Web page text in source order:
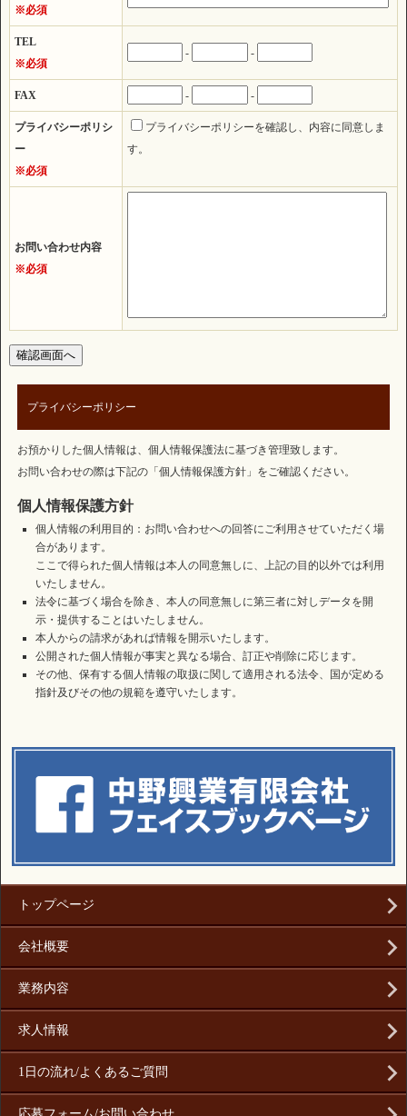
※必須
TEL
※必須
- -
FAX - -
プライバシーポリシ
ー
※必須
プライバシーポリシーを確認し、内容に同意しま
す。
お問い合わせ内容
※必須
プライバシーポリシー
お預かりした個人情報は、個人情報保護法に基づき管理致します。
お問い合わせの際は下記の「個人情報保護方針」をご確認ください。
個人情報保護方針
個人情報の利用目的：お問い合わせへの回答にご利用させていただく場
合があります。
ここで得られた個人情報は本人の同意無しに、上記の目的以外では利用
いたしません。
法令に基づく場合を除き、本人の同意無しに第三者に対しデータを開
示・提供することはいたしません。
本人からの請求があれば情報を開示いたします。
公開された個人情報が事実と異なる場合、訂正や削除に応じます。
その他、保有する個人情報の取扱に関して適用される法令、国が定める
指針及びその他の規範を遵守いたします。
トップページ
会社概要
業務内容
求人情報
1日の流れ/よくあるご質問